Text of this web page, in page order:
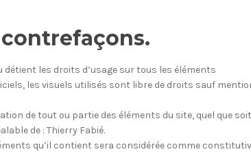
les droits d’usage sur tous les éléments
les visuels utilisés sont libre de droits sauf
de tout ou partie des éléments du site, quel que
de : Thierry Fabié.
qu’il contient sera considérée comme